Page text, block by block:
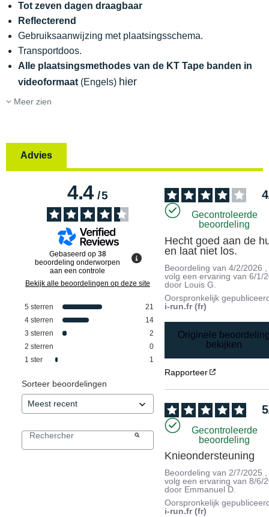
Tot zeven dagen draagbaar
Reflecterend
Gebruiksaanwijzing met plaatsingsschema.
Transportdoos.
Alle plaatsingsmethodes van de KT Tape banden in
videoformaat (Engels) hier
Meer zien
Advies
4.4/5
Gebaseerd op 38
beoordeling onderworpen
aan een controle
Bekijk alle beoordelingen op deze site
5 sterren
21
4 sterren
14
3 sterren
2
2 sterren
0
1 ster 1
Sorteer beoordelingen
4
Gecontroleerde
beoordeling
Hecht goed aan de
en laat niet los.
Beoordeling van4/2/2026
volg een ervaring van6/1/
door Louis G.
Oorspronkelijk
i-run.fr (fr)
Originele
bekijken
Rapporteer
5
Gecontroleerde
beoordeling
Knieondersteuning
Beoordeling van 2/7/2025
volg een ervaring van8/6/
door Emmanuel D.
Oorspronkelijk
i-run.fr (fr)